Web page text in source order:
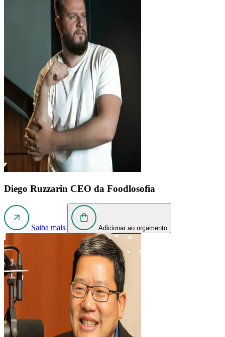
Diego Ruzzarin CEO da Foodlosofia
Saiba mais Adicionar ao orçamento